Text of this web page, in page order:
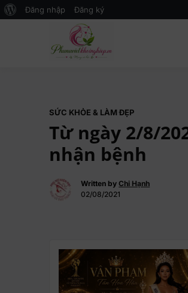
Mạng xã hội
SỨC KHỎE & LÀM ĐẸP
Từ ngày 2/8/
nhận bệnh
Written byChi Hạnh
02/08/2021
Đăng nhập Đăng ký